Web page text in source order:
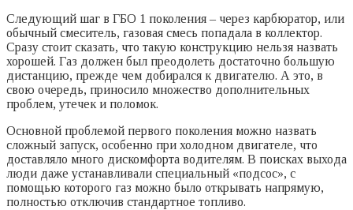
Следующий шаг в ГБО 1 поколения – через карбюратор, или
обычный смеситель, газовая смесь попадала в коллектор.
Сразу стоит сказать, что такую конструкцию нельзя назвать
хорошей. Газ должен был преодолеть достаточно большую
дистанцию, прежде чем добирался к двигателю. А это, в
свою очередь, приносило множество дополнительных
проблем, утечек и поломок.
Основной проблемой первого поколения можно назвать
сложный запуск, особенно при холодном двигателе, что
доставляло много дискомфорта водителям. В поисках выхода
люди даже устанавливали специальный «подсос», с
помощью которого газ можно было открывать напрямую,
полностью отключив стандартное топливо.